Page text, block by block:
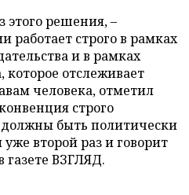
этого решения,–
работает строго в рамках
и в рамках
отслеживает
человека, отметил
строго
должны быть политически
второй раз и говорит
газете ВЗГЛЯД.